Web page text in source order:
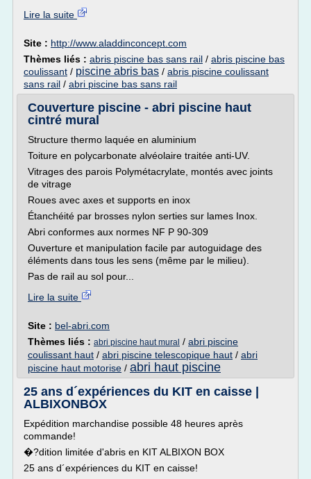
Lire la suite
Site : http://www.aladdinconcept.com
Thèmes liés : abris piscine bas sans rail / abris piscine bas
coulissant / piscine abris bas / abris piscine coulissant
sans rail / abri piscine bas sans rail
Couverture piscine - abri piscine haut
cintré mural
Structure thermo laquée en aluminium
Toiture en polycarbonate alvéolaire traitée anti-UV.
Vitrages des parois Polymétacrylate, montés avec joints
de vitrage
Roues avec axes et supports en inox
Étanchéité par brosses nylon serties sur lames Inox.
Abri conformes aux normes NF P 90-309
Ouverture et manipulation facile par autoguidage des
éléments dans tous les sens (même par le milieu).
Pas de rail au sol pour...
Lire la suite
Site : bel-abri.com
Thèmes liés : abri piscine haut mural / abri piscine
coulissant haut / abri piscine telescopique haut / abri
piscine haut motorise / abri haut piscine
25 ans d´expériences du KIT en caisse |
ALBIXONBOX
Expédition marchandise possible 48 heures après
commande!
�?dition limitée d'abris en KIT ALBIXON BOX
25 ans d´expériences du KIT en caisse!